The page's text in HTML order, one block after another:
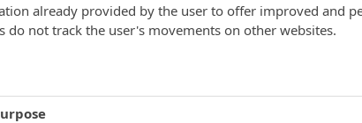
already provided by the user to offer improved and
do not track the user's movements on other websites.